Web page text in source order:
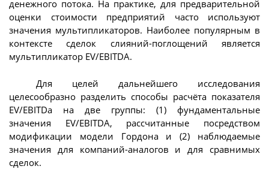
денежного потока. На практике, для предварительной
оценки стоимости предприятий часто используют
значения мультипликаторов. Наиболее популярным в
контексте сделок слияний-поглощений является
мультипликатор EV/EBITDA.
Для целей дальнейшего исследования
целесообразно разделить способы расчёта показателя
EV/EBITDa на две группы: (1) фундаментальные
значения EV/EBITDA, рассчитанные посредством
модификации модели Гордона и (2) наблюдаемые
значения для компаний-аналогов и для сравнимых
сделок.